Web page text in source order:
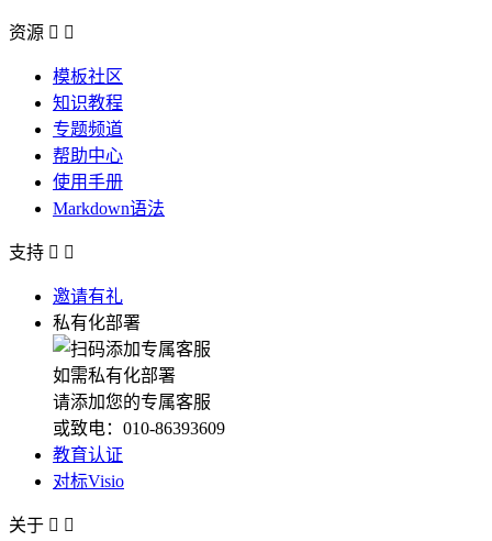
资源  
模板社区
知识教程
专题频道
帮助中心
使用手册
Markdown语法
支持  
邀请有礼
私有化部署
如需私有化部署
请添加您的专属客服
或致电：010-86393609
教育认证
对标Visio
关于  